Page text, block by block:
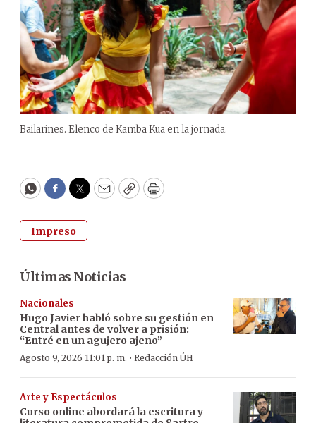
Bailarines. Elenco de Kamba Kua en la jornada.
WhatsApp
Facebook
Twitter
EmailCopyPrint
Impreso
Últimas Noticias
Nacionales
Hugo Javier habló sobre su gestión en
Central antes de volver a prisión:
“Entré en un agujero ajeno”
Agosto 9, 2026 11:01 p. m. · Redacción ÚH
Arte y Espectáculos
Curso online abordará la escritura y